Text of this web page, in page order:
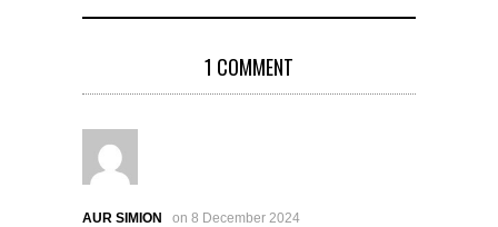
1 COMMENT
AUR SIMION on 8 December 2024